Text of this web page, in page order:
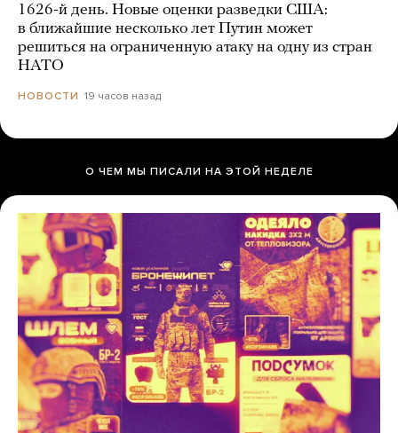
1626-й день. Новые оценки разведки США:
в ближайшие несколько лет Путин может
решиться на ограниченную атаку на одну из стран
НАТО
НОВОСТИ 19 часов назад
О ЧЕМ МЫ ПИСАЛИ НА ЭТОЙ НЕДЕЛЕ